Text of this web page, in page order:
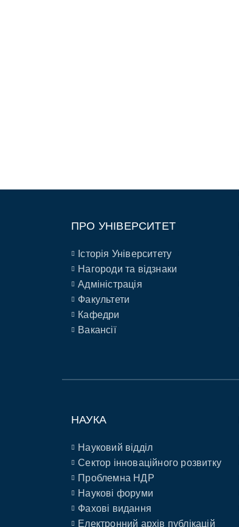
ПРО УНІВЕРСИТЕТ
Історія Університету
Нагороди та відзнаки
Адміністрація
Факультети
Кафедри
Вакансії
НАУКА
Науковий відділ
Сектор інноваційного розвитку
Проблемна НДР
Наукові форуми
Фахові видання
Електронний архів публікацій